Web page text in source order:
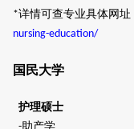
*详情可查专业具体网址
nursing-education/
国民大学
护理硕士
助产学